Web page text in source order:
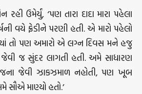
રહી ઉમેર્યું, ‘પણ તારા દાદા મારા પહેલા
વયે ફ્રેડીને પરણી હતી. એ મારો પહેલો
તો પણ અમારો એ લગ્ન દિવસ મને હજુ
જ સુંદર લાગતી હતી. અમે સાધારણ
જેવી ઝાકઝમાળ નહોતી, પણ ખૂબ
માણ્યો હતો.’